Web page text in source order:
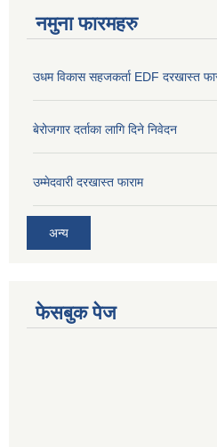
नमुना फारमहरु
उधम विकास सहजकर्ता EDF दरखास्त
बेरोजगार दर्ताका लागि दिने निवेदन
उम्मेदवारी दरखास्त फाराम
अन्य
फेसबुक पेज